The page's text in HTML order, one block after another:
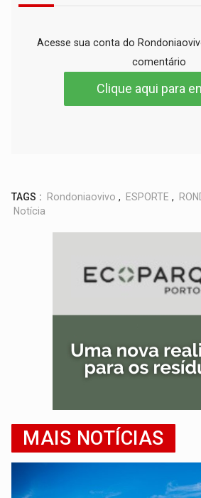
Acesse sua conta do
comentário
Clique aqui para
TAGS : Rondoniaovivo , ESPORTE ,
Notícia
MAIS NOTÍCIAS